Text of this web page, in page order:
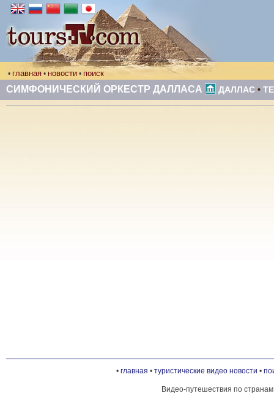
• главная • новости • поиск
СИМФОНИЧЕСКИЙ ОРКЕСТР ДАЛЛАСА ДАЛЛАС •
• главная • туристические видео новости •
Видео-путешествия по